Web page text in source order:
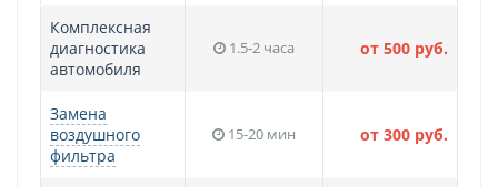
Комплексная
диагностика
автомобиля
1.5-2 часа от 500 руб.
Замена
воздушного
фильтра
15-20 мин от 300 руб.